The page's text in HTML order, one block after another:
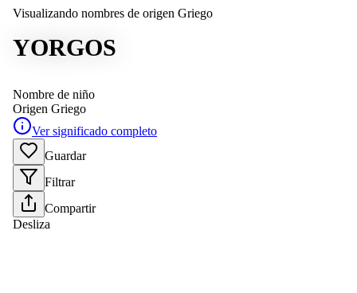
Visualizando nombres de origen Griego
YORGOS
Nombre de niño
Origen Griego
Ver significado completo
Guardar
Filtrar
Compartir
Desliza